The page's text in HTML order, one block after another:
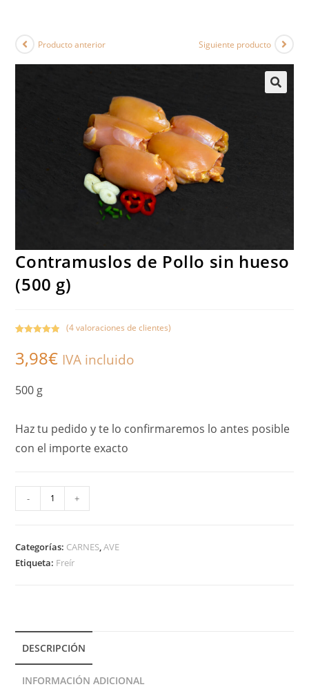
Producto anterior Siguiente producto
Contramuslos de Pollo sin hueso
(500 g)
5.00de 5 en
base a
s de
(4valoraciones de clientes)
3,98€ IVA incluido
500 g
Haz tu pedido y te lo confirmaremos lo antes posible
con el importe exacto
- +
e
e
Categorías: CARNES,AVE
Etiqueta: Freír
DESCRIPCIÓN
INFORMACIÓN ADICIONAL